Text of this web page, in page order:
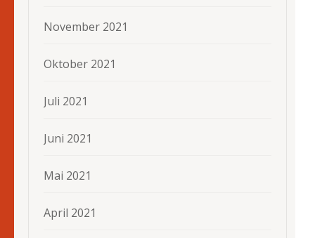
November 2021
Oktober 2021
Juli 2021
Juni 2021
Mai 2021
April 2021